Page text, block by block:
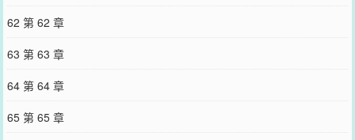
62 第 62 章
63 第 63 章
64 第 64 章
65 第 65 章